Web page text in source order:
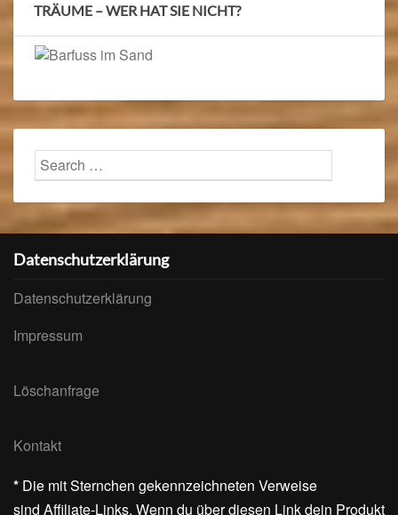
TRÄUME – WER HAT SIE NICHT?
Search
for:
Datenschutzerklärung
Datenschutzerklärung
Impressum
Löschanfrage
Kontakt
* Die mit Sternchen gekennzeichneten Verweise
sind Affiliate-Links. Wenn du über diesen Link dein Produkt